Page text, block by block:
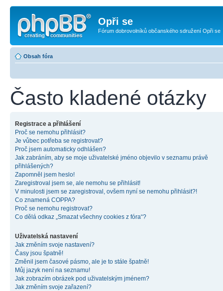
Opři se
Fórum dobrovolníků občanského sdružení Opři se
Obsah fóra
Často kladené otázky
Registrace a přihlášení
Proč se nemohu přihlásit?
Je vůbec potřeba se registrovat?
Proč jsem automaticky odhlášen?
Jak zabráním, aby se moje uživatelské jméno objevilo v seznamu právě
přihlášených?
Zapomněl jsem heslo!
Zaregistroval jsem se, ale nemohu se přihlásit!
V minulosti jsem se zaregistroval, ovšem nyní se nemohu přihlásit?!
Co znamená COPPA?
Proč se nemohu registrovat?
Co dělá odkaz „Smazat všechny cookies z fóra“?
Uživatelská nastavení
Jak změním svoje nastavení?
Časy jsou špatně!
Změnil jsem časové pásmo, ale je to stále špatně!
Můj jazyk není na seznamu!
Jak zobrazím obrázek pod uživatelským jménem?
Jak změním svoje zařazení?